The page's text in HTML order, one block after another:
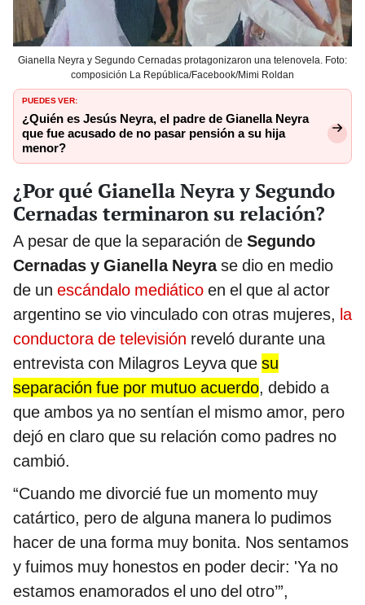
Gianella Neyra y Segundo Cernadas protagonizaron una telenovela. Foto:
composición La República/Facebook/Mimi Roldan
PUEDES VER:
¿Quién es Jesús Neyra, el padre de Gianella Neyra
que fue acusado de no pasar pensión a su hija
menor?
¿Por qué Gianella Neyra y Segundo
Cernadas terminaron su relación?
A pesar de que la separación de Segundo
Cernadas y Gianella Neyrase dio en medio
de un escándalo mediático en el que al actor
argentino se vio vinculado con otras mujeres, la
conductora de televisión reveló durante una
entrevista con Milagros Leyva que su
separación fue por mutuo acuerdo, debido a
que ambos ya no sentían el mismo amor, pero
dejó en claro que su relación como padres no
cambió.
“Cuando me divorcié fue un momento muy
catártico, pero de alguna manera lo pudimos
hacer de una forma muy bonita. Nos sentamos
y fuimos muy honestos en poder decir: 'Ya no
estamos enamorados el uno del otro’”,